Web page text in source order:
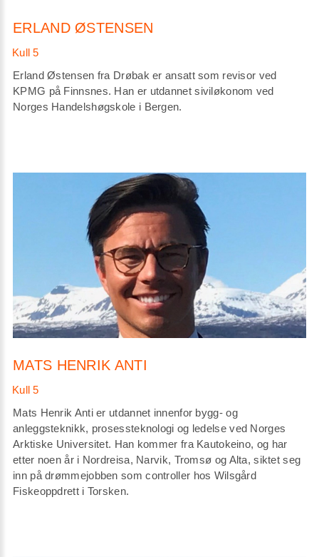
ERLAND ØSTENSEN
Erland Østensen fra Drøbak er ansatt som revisor ved
KPMG på Finnsnes. Han er utdannet siviløkonom ved
Norges Handelshøgskole i Bergen.
MATS HENRIK ANTI
Mats Henrik Anti er utdannet innenfor bygg- og
anleggsteknikk, prosessteknologi og ledelse ved Norges
Arktiske Universitet. Han kommer fra Kautokeino, og har
etter noen år i Nordreisa, Narvik, Tromsø og Alta, siktet seg
inn på drømmejobben som controller hos Wilsgård
Fiskeoppdrett i Torsken.